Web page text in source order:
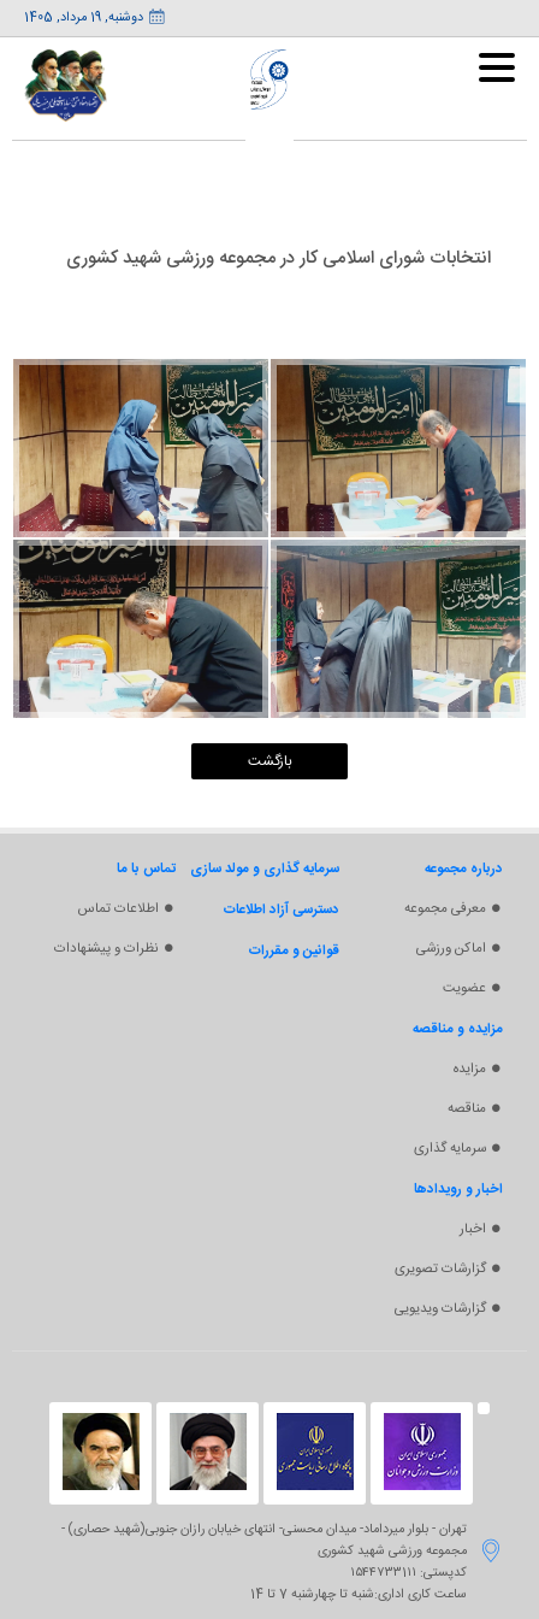
دوشنبه, 19 مرداد, 1405 
گزارشات
گزارشات تصویری
گزارشات ویدیویی
مزایده و مناقصه
مزایده
مناقصه
سرمایه گذاری
عضویت
سرمایه گذاری و مولد سازی
دسترسی آزاد اطلاعات
قوانین و مقررات
تماس با ما
انتخابات شورای اسلامی کار در مجموعه ورزشی شهید کشوری
درباره مجموعه
معرفی مجموعه
اماکن ورزشی
عضویت
مزایده و مناقصه
مزایده
مناقصه
سرمایه گذاری
اخبار و رویدادها
اخبار
گزارشات تصویری
گزارشات ویدیویی
سرمایه گذاری و مولد سازی
دسترسی آزاد اطلاعات
قوانین و مقررات
تماس با ما
اطلاعات تماس
نظرات و پیشنهادات

تهران - بلوار میرداماد- میدان محسنی- انتهای خیابان رازان جنوبی(شهید حصاری) -
مجموعه ورزشی شهید کشوری
کدپستی: ۱۵۴۴۷۳۳1۱۱
ساعت کاری اداری:شنبه تا چهارشنبه 7 تا 14